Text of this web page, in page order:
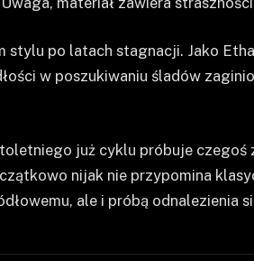
stylu po latach stagnacji. Jako
w poszukiwaniu śladów
już cyklu próbuje czegoś
nijak nie przypomina
ale i próbą odnalezienia